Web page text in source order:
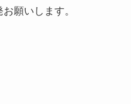
願いします。